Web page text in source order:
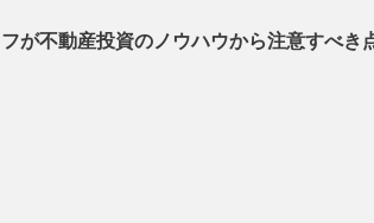
が不動産投資のノウハウから注意すべき